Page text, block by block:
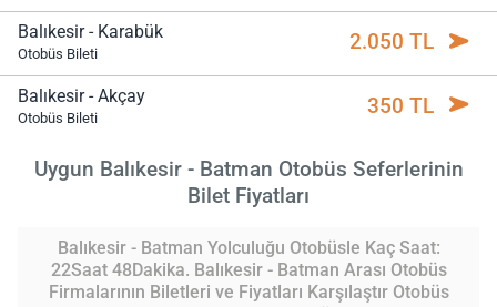
Balıkesir - Karabük
Otobüs Bileti 2.050 TL
Balıkesir - Akçay
Otobüs Bileti 350 TL
Uygun Balıkesir - Batman Otobüs Seferlerinin
Bilet Fiyatları
Balıkesir - Batman Yolculuğu Otobüsle Kaç Saat:
22Saat 48Dakika. Balıkesir - Batman Arası Otobüs
Firmalarının Biletleri ve Fiyatları Karşılaştır Otobüs